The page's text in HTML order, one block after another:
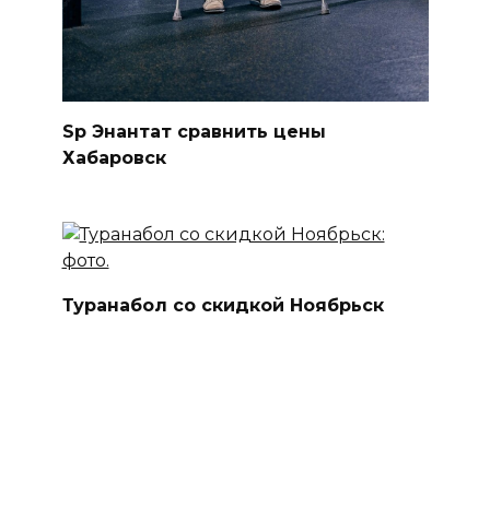
Sp Энантат сравнить цены
Хабаровск
Туранабол со скидкой Ноябрьск